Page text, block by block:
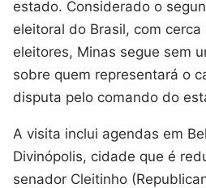
estado. Considerado o
eleitoral do Brasil, com
eleitores, Minas segue sem
sobre quem representará o
disputa pelo comando do
A visita inclui agendas em
Divinópolis, cidade que é
senador Cleitinho